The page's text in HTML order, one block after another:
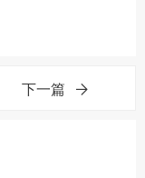
下一篇